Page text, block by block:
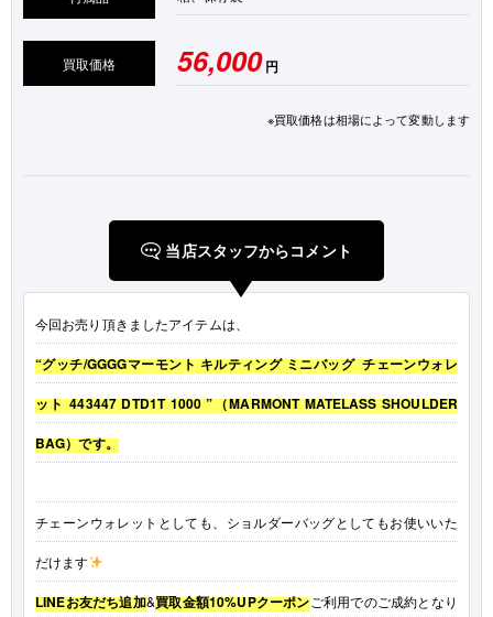
買取価格 56,000円
※買取価格は相場によって変動します
当店スタッフからコメント
今回お売り頂きましたアイテムは、
“グッチ/GGGGマーモント キルティング ミニバッグ チェーンウォレ
ット 443447 DTD1T 1000 ”（MARMONT MATELASS SHOULDER
BAG）です。
チェーンウォレットとしても、ショルダーバッグとしてもお使いいた
だけます
LINEお友だち追加&買取金額10%UPクーポンご利用でのご成約となり